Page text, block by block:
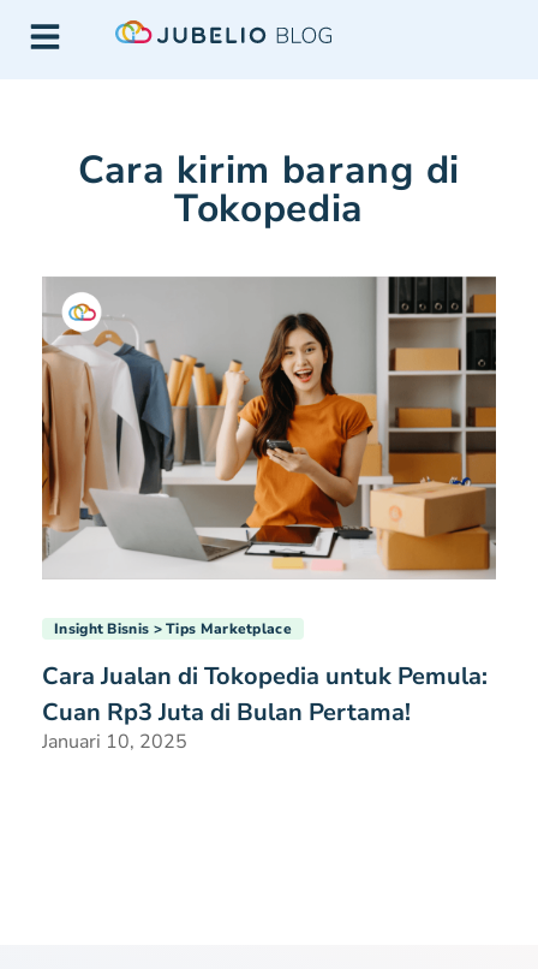
Cara kirim barang di
Tokopedia
Insight Bisnis Tips Marketplace
Cara Jualan di Tokopedia untuk Pemula:
Cuan Rp3 Juta di Bulan Pertama!
Januari 10, 2025